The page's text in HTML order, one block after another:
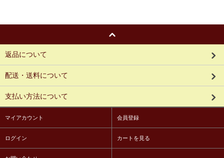
返品について
配送・送料について
支払い方法について
マイアカウント 会員登録
ログイン カートを見る